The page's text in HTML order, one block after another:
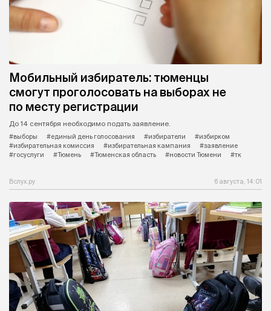
Мобильный избиратель: тюменцы
смогут проголосовать на выборах не
по месту регистрации
До 14 сентября необходимо подать заявление.
#выборы
#единый день голосования #избиратели
#избирком
#избирательная комиссия
#избирательная кампания
#заявление
#госуслуги
#Тюмень #Тюменская область #новости Тюмени #тк
Вслух.ру 6 августа, 14:01